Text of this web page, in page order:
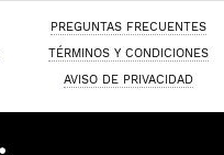
PREGUNTAS FRECUENTES
TÉRMINOS Y CONDICIONES
AVISO DE PRIVACIDAD